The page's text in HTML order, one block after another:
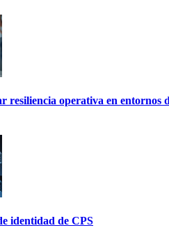
resiliencia operativa en entornos
identidad de CPS